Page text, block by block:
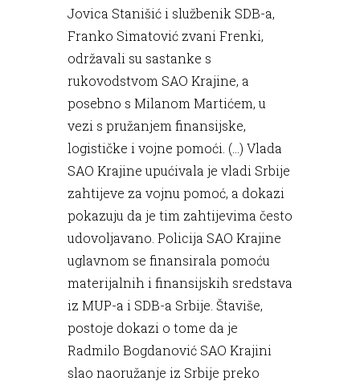
Jovica Stanišić i službenik SDB-a,
Franko Simatović zvani Frenki,
održavali su sastanke s
rukovodstvom SAO Krajine, a
posebno s Milanom Martićem, u
vezi s pružanjem finansijske,
logističke i vojne pomoći. (...) Vlada
SAO Krajine upućivala je vladi Srbije
zahtijeve za vojnu pomoć, a dokazi
pokazuju da je tim zahtijevima često
udovoljavano. Policija SAO Krajine
uglavnom se finansirala pomoću
materijalnih i finansijskih sredstava
iz MUP-a i SDB-a Srbije. Štaviše,
postoje dokazi o tome da je
Radmilo Bogdanović SAO Krajini
slao naoružanje iz Srbije preko